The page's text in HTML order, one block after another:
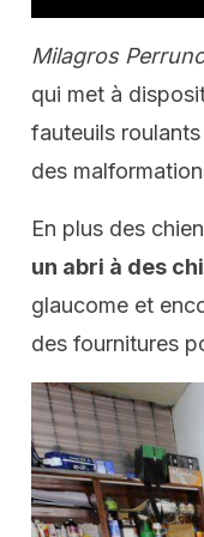
Milagros
qui met à
fauteuils
des
En plus des
un abri à des
glaucome et
des fournitures